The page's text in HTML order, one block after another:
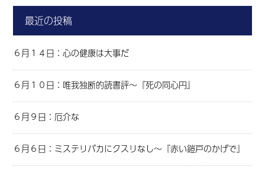
最近の投稿
６月１４日：心の健康は大事だ
６月１０日：唯我独断的読書評～『死の同心円』
６月９日：厄介な
６月６日：ミステリバカにクスリなし～『赤い鎧戸のかげで』